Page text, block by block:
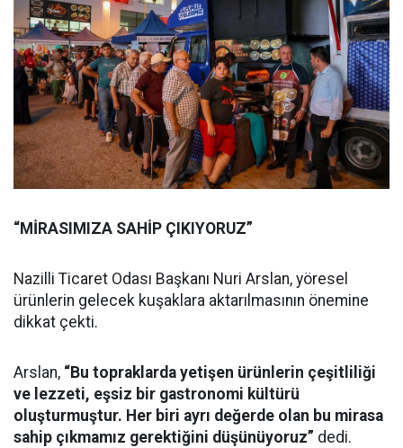
“MİRASIMIZA SAHİP ÇIKIYORUZ”
Nazilli Ticaret Odası Başkanı Nuri Arslan, yöresel
ürünlerin gelecek kuşaklara aktarılmasının önemine
dikkat çekti.
Arslan, “Bu topraklarda yetişen ürünlerin çeşitliliği
ve lezzeti, eşsiz bir gastronomi kültürü
oluşturmuştur. Her biri ayrı değerde olan bu mirasa
sahip çıkmamız gerektiğini düşünüyoruz” dedi.